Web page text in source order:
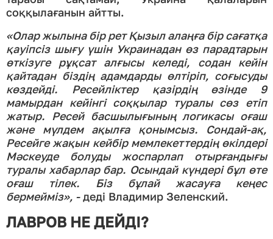
соққылағанын айтты.
«Олар жылына бір рет Қызыл алаңға бір сағатқа
қауіпсіз шығу үшін Украинадан өз парадтарын
өткізуге рұқсат алғысы келеді, содан кейін
қайтадан біздің адамдарды өлтіріп, соғысуды
көздейді. Ресейліктер қазірдің өзінде 9
мамырдан кейінгі соққылар туралы сөз етіп
жатыр. Ресей басшылығының логикасы оғаш
және мүлдем ақылға қонымсыз. Сондай-ақ,
Ресейге жақын кейбір мемлекеттердің өкілдері
Мәскеуде болуды жоспарлап отырғандығы
туралы хабарлар бар. Осындай күндері бұл өте
оғаш тілек. Біз бұлай жасауға кеңес
бермейміз», -деді Владимир Зеленский.
ЛАВРОВ НЕ ДЕЙДІ?